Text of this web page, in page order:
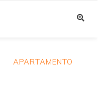
APARTAMENTO